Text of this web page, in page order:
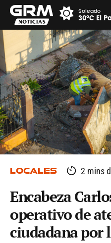
Soleado
30°C El
LOCALES 2 mins
Encabeza
operativo de
ciudadana por